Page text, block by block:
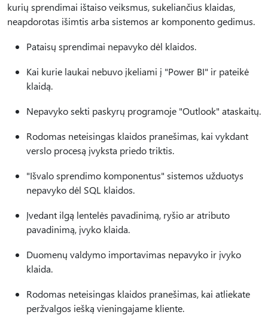
kurių sprendimai ištaiso veiksmus, sukeliančius klaidas,
neapdorotas išimtis arba sistemos ar komponento gedimus.
Pataisų sprendimai nepavyko dėl klaidos.
Kai kurie laukai nebuvo įkeliami į "Power BI" ir pateikė
klaidą.
Nepavyko sekti paskyrų programoje "Outlook" ataskaitų.
Rodomas neteisingas klaidos pranešimas, kai vykdant
verslo procesą įvyksta priedo triktis.
"Išvalo sprendimo komponentus" sistemos užduotys
nepavyko dėl SQL klaidos.
Įvedant ilgą lentelės pavadinimą, ryšio ar atributo
pavadinimą, įvyko klaida.
Duomenų valdymo importavimas nepavyko ir įvyko
klaida.
Rodomas neteisingas klaidos pranešimas, kai atliekate
peržvalgos iešką vieningajame kliente.